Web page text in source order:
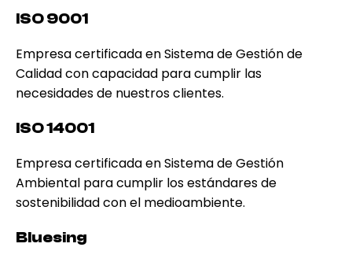
ISO 9001
Empresa certificada en Sistema de Gestión de
Calidad con capacidad para cumplir las
necesidades de nuestros clientes.
ISO 14001
Empresa certificada en Sistema de Gestión
Ambiental para cumplir los estándares de
sostenibilidad con el medioambiente.
Bluesing